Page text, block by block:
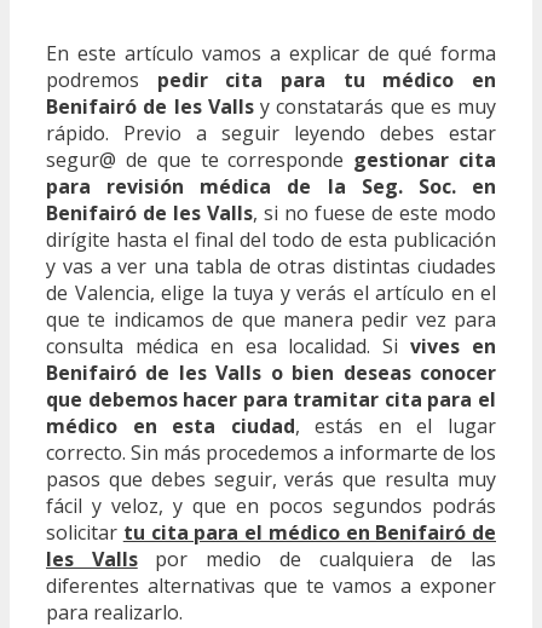
En este artículo vamos a explicar de qué forma
podremos pedir cita para tu médico en
Benifairó de les Vallsy constatarás que es muy
rápido. Previo a seguir leyendo debes estar
segur@ de que te corresponde gestionar cita
para revisión médica de la Seg. Soc. en
Benifairó de les Valls, si no fuese de este modo
dirígite hasta el final del todo de esta publicación
y vas a ver una tabla de otras distintas ciudades
de Valencia, elige la tuya y verás el artículo en el
que te indicamos de que manera pedir vez para
consulta médica en esa localidad. Sivives en
Benifairó de les Valls o bien deseas conocer
que debemos hacer para tramitar cita para el
médico en esta ciudad, estás en el lugar
correcto. Sin más procedemos a informarte de los
pasos que debes seguir, verás que resulta muy
fácil y veloz, y que en pocos segundos podrás
solicitar tu cita para el médico en Benifairó de
les Vallspor medio de cualquiera de las
diferentes alternativas que te vamos a exponer
para realizarlo.